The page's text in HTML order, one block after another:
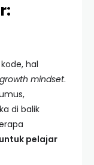
hal
growth mindset.
di balik
pelajar